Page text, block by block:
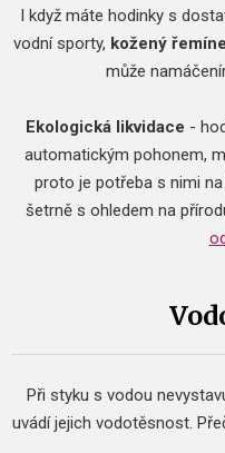
I když máte hodinky s
vodní sporty, kožený
může
Ekologická likvidace -
automatickým pohonem,
proto je potřeba s nimi
šetrně s ohledem na
Při styku s vodou
uvádí jejich vodotěsnost.